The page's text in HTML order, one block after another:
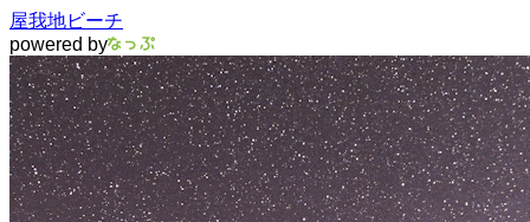
屋我地ビーチ
powered by